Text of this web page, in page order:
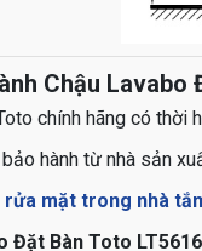
Chậu Lavabo
chính hãng có thời
hành từ nhà sản
rửa mặt trong nhà
Đặt Bàn Toto